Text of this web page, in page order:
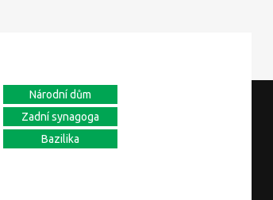
Národní dům
Zadní synagoga
Bazilika